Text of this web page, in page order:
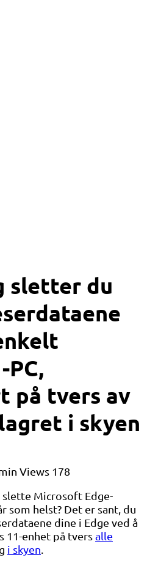
sletter du
PC,
på tvers av
i skyen
Views 178
slette Microsoft Edge-
som helst? Det er sant, du
dine i Edge ved å
11-enhet på tversalle
i skyen.